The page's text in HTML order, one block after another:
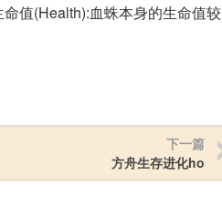
值(Health):血蛛本身的生命值较
下一篇
方舟生存进化ho